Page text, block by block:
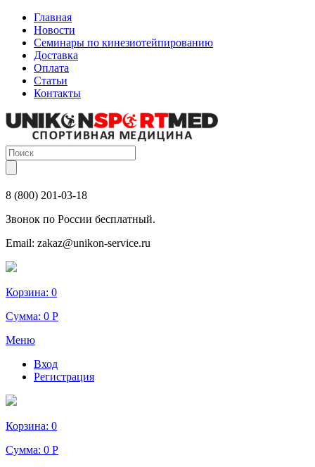
Главная
Новости
Семинары по кинезиотейпированию
Доставка
Оплата
Статьи
Контакты
8 (800) 201-03-18
Звонок по России бесплатный.
Email: zakaz@unikon-service.ru
Корзина: 0
Сумма: 0 Р
Меню
Вход
Регистрация
Корзина: 0
Сумма: 0 Р